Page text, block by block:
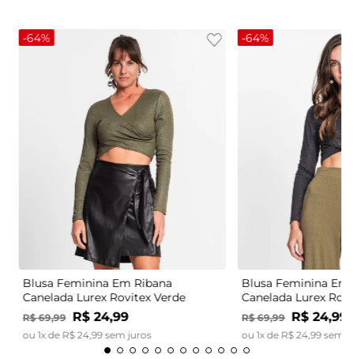
-64%
Blusa Feminina Em Ribana
Canelada Lurex Rovitex Verde
R$ 69,99 R$ 24,99
ou 1x de R$ 24,99sem juros
-64%
Blusa Feminina Em
Canelada Lurex
R$ 69,99 R$ 24,99
ou 1x de R$ 24,99sem